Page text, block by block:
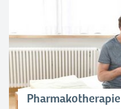
Pharmakotherapie